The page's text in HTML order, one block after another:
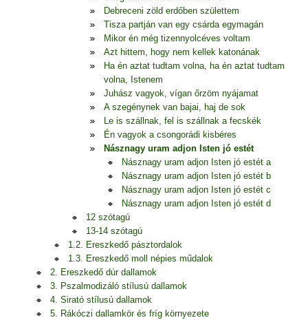
Debreceni zöld erdőben születtem
Tisza partján van egy csárda egymagán
Mikor én még tizennyolcéves voltam
Azt hittem, hogy nem kellek katonának
Ha én aztat tudtam volna, ha én aztat tudtam
volna, Istenem
Juhász vagyok, vígan őrzöm nyájamat
A szegénynek van bajai, haj de sok
Le is szállnak, fel is szállnak a fecskék
Én vagyok a csongorádi kisbéres
Násznagy uram adjon Isten jó estét
Násznagy uram adjon Isten jó estét a
Násznagy uram adjon Isten jó estét b
Násznagy uram adjon Isten jó estét c
Násznagy uram adjon Isten jó estét d
12 szótagú
13-14 szótagú
1.2. Ereszkedő pásztordalok
1.3. Ereszkedő moll népies műdalok
2. Ereszkedő dúr dallamok
3. Pszalmodizáló stílusú dallamok
4. Sirató stílusú dallamok
5. Rákóczi dallamkör és fríg környezete